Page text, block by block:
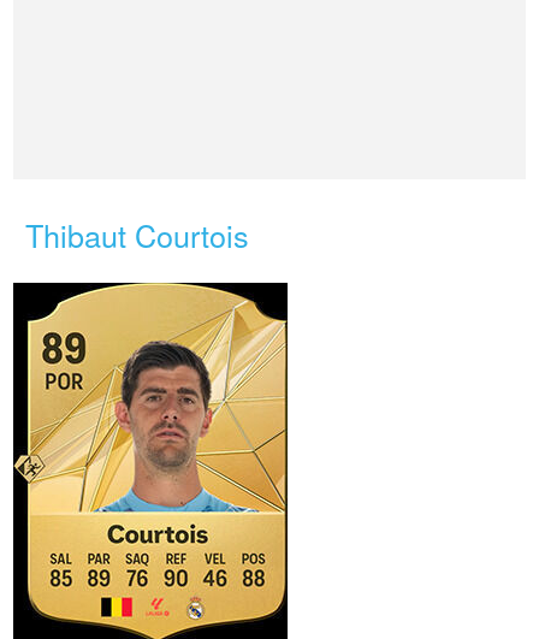
Thibaut Courtois